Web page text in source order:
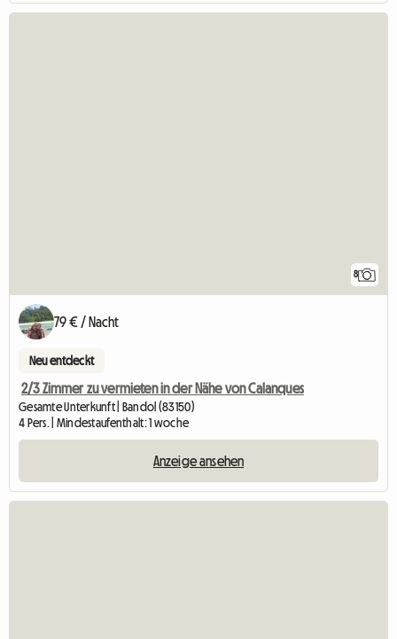
8
79 € / Nacht
Neu entdeckt
2/3 Zimmer zu vermieten in der Nähe von Calanques
Gesamte Unterkunft | Bandol (83150)
4 Pers. | Mindestaufenthalt: 1 woche
Anzeige ansehen